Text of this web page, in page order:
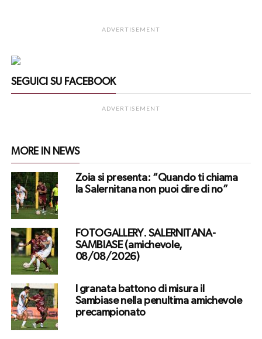
ADVERTISEMENT
SEGUICI SU FACEBOOK
ADVERTISEMENT
MORE IN NEWS
Zoia si presenta: “Quando ti chiama
la Salernitana non puoi dire di no”
FOTOGALLERY. SALERNITANA-
SAMBIASE (amichevole,
08/08/2026)
I granata battono di misura il
Sambiase nella penultima amichevole
precampionato